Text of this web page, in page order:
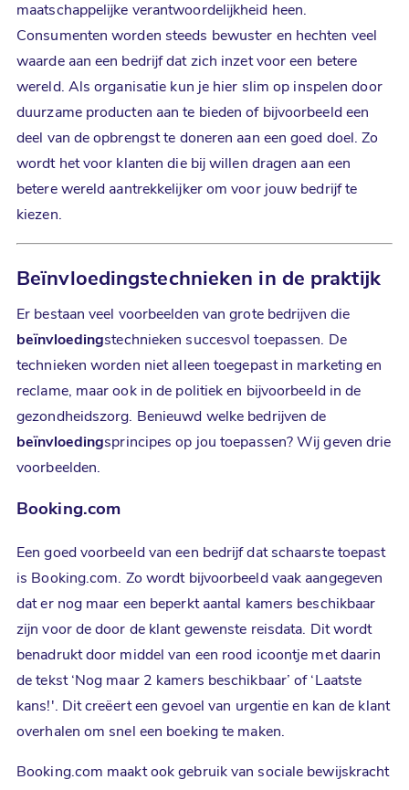
maatschappelijke verantwoordelijkheid heen.
Consumenten worden steeds bewuster en hechten veel
waarde aan een bedrijf dat zich inzet voor een betere
wereld. Als organisatie kun je hier slim op inspelen door
duurzame producten aan te bieden of bijvoorbeeld een
deel van de opbrengst te doneren aan een goed doel. Zo
wordt het voor klanten die bij willen dragen aan een
betere wereld aantrekkelijker om voor jouw bedrijf te
kiezen.
Beïnvloedingstechnieken in de praktijk
Er bestaan veel voorbeelden van grote bedrijven die
beïnvloedingstechnieken succesvol toepassen. De
technieken worden niet alleen toegepast in marketing en
reclame, maar ook in de politiek en bijvoorbeeld in de
gezondheidszorg. Benieuwd welke bedrijven de
beïnvloedingsprincipes op jou toepassen? Wij geven drie
voorbeelden.
Booking.com
Een goed voorbeeld van een bedrijf dat schaarste toepast
is Booking.com. Zo wordt bijvoorbeeld vaak aangegeven
dat er nog maar een beperkt aantal kamers beschikbaar
zijn voor de door de klant gewenste reisdata. Dit wordt
benadrukt door middel van een rood icoontje met daarin
de tekst ‘Nog maar 2 kamers beschikbaar’ of ‘Laatste
kans!'. Dit creëert een gevoel van urgentie en kan de klant
overhalen om snel een boeking te maken.
Booking.com maakt ook gebruik van sociale bewijskracht